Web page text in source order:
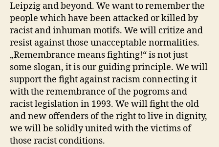
Leipzig and beyond. We want to remember the
people which have been attacked or killed by
racist and inhuman motifs. We will critize and
resist against those unacceptable normalities.
„Remembrance means fighting!“ is not just
some slogan, it is our guiding principle. We will
support the fight against racism connecting it
with the remembrance of the pogroms and
racist legislation in 1993. We will fight the old
and new offenders of the right to live in dignity,
we will be solidly united with the victims of
those racist conditions.